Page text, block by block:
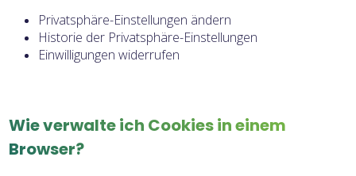
Privatsphäre-Einstellungen ändern
Historie der Privatsphäre-Einstellungen
Einwilligungen widerrufen
Wie verwalte ich Cookies in einem
Browser?